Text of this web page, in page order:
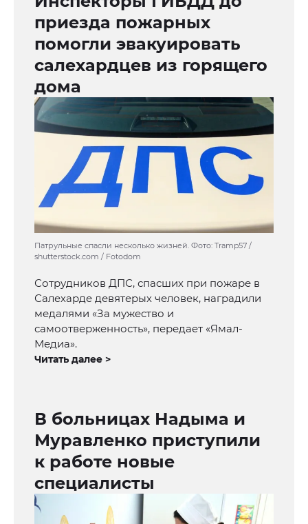
приезда пожарных
помогли эвакуировать
салехардцев из горящего
дома
Патрульные спасли несколько жизней. Фото: Tramp57 /
shutterstock.com / Fotodom
Сотрудников ДПС, спасших при пожаре в
Салехарде девятерых человек, наградили
медалями «За мужество и
самоотверженность», передает «Ямал-
Медиа».
Читать далее >
В больницах Надыма и
Муравленко приступили
к работе новые
специалисты